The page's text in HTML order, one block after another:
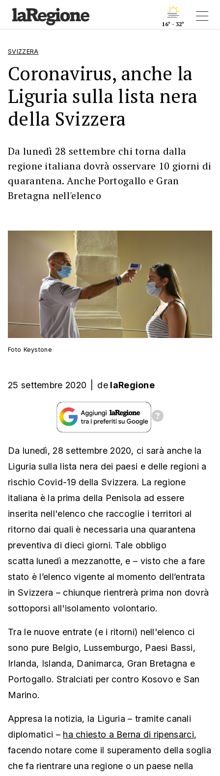
16° - 32°
SVIZZERA
Coronavirus, anche la
Liguria sulla lista nera
della Svizzera
Da lunedì 28 settembre chi torna dalla
regione italiana dovrà osservare 10 giorni di
quarantena. Anche Portogallo e Gran
Bretagna nell'elenco
Foto Keystone
25 settembre 2020 de laRegione
Da lunedì, 28 settembre 2020, ci sarà anche la
Liguria sulla lista nera dei paesi e delle regioni a
rischio Covid-19 della Svizzera. La regione
italiana è la prima della Penisola ad essere
inserita nell'elenco che raccoglie i territori al
ritorno dai quali è necessaria una quarantena
preventiva di dieci giorni. Tale obbligo
scatta lunedì a mezzanotte, e – visto che a fare
stato è l’elenco vigente al momento dell’entrata
in Svizzera – chiunque rientrerà prima non dovrà
sottoporsi all'isolamento volontario.
Tra le nuove entrate (e i ritorni) nell'elenco ci
sono pure Belgio, Lussemburgo, Paesi Bassi,
Irlanda, Islanda, Danimarca, Gran Bretagna e
Portogallo. Stralciati per contro Kosovo e San
Marino.
Appresa la notizia, la Liguria – tramite canali
diplomatici – ha chiesto a Berna di ripensarci,
facendo notare come il superamento della soglia
che fa rientrare una regione o un paese nella